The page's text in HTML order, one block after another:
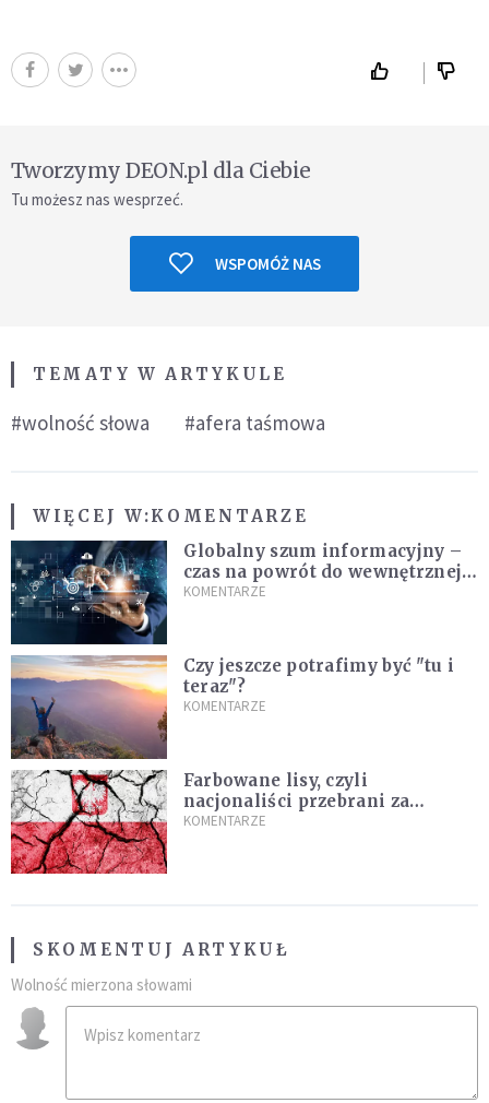
Tworzymy DEON.pl dla Ciebie
Tu możesz nas wesprzeć.
WSPOMÓŻ NAS
TEMATY W ARTYKULE
#wolność słowa #afera taśmowa
WIĘCEJ W:KOMENTARZE
Globalny szum informacyjny –
czas na powrót do wewnętrznej
prawdy
KOMENTARZE
Czy jeszcze potrafimy być "tu i
teraz"?
KOMENTARZE
Farbowane lisy, czyli
nacjonaliści przebrani za
chrześcijan
KOMENTARZE
SKOMENTUJ ARTYKUŁ
Wolność mierzona słowami